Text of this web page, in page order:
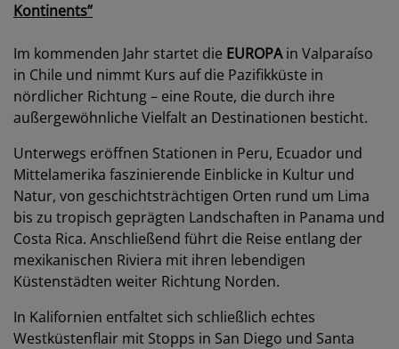
Kontinents”
Im kommenden Jahr startet die EUROPAin Valparaíso
in Chile und nimmt Kurs auf die Pazifikküste in
nördlicher Richtung – eine Route, die durch ihre
außergewöhnliche Vielfalt an Destinationen besticht.
Unterwegs eröffnen Stationen in Peru, Ecuador und
Mittelamerika faszinierende Einblicke in Kultur und
Natur, von geschichtsträchtigen Orten rund um Lima
bis zu tropisch geprägten Landschaften in Panama und
Costa Rica. Anschließend führt die Reise entlang der
mexikanischen Riviera mit ihren lebendigen
Küstenstädten weiter Richtung Norden.
In Kalifornien entfaltet sich schließlich echtes
Westküstenflair mit Stopps in San Diego und Santa